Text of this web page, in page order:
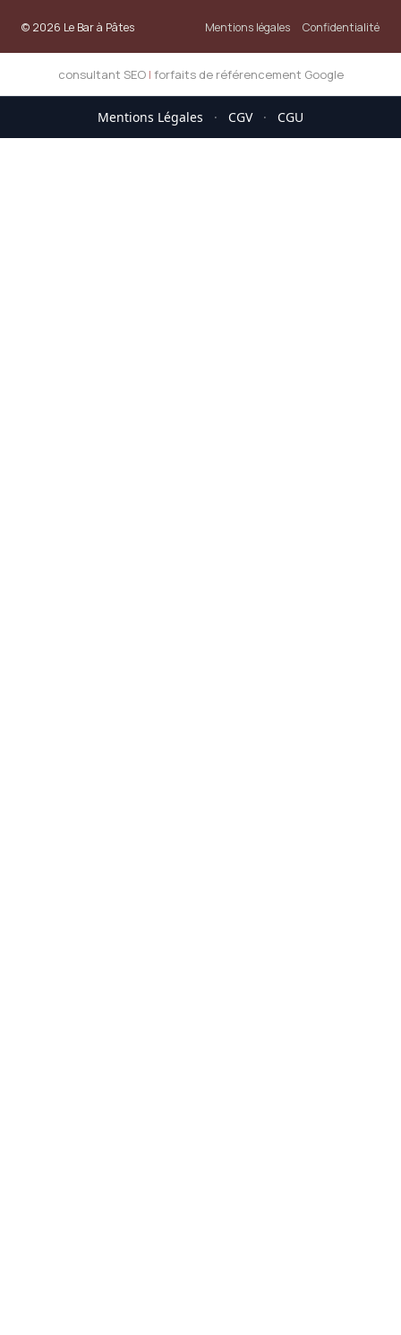
© 2026 Le Bar à Pâtes Mentions légales Confidentialité
consultant SEO| forfaits de référencement Google
Mentions Légales · CGV · CGU